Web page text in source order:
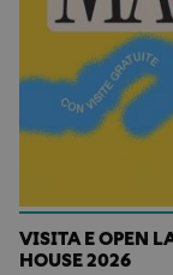
VISITA E OPEN
HOUSE 2026